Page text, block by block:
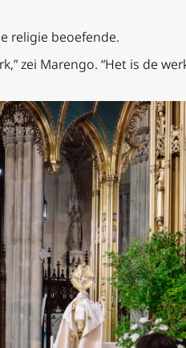
religie beoefende.
zei Marengo. “Het is de